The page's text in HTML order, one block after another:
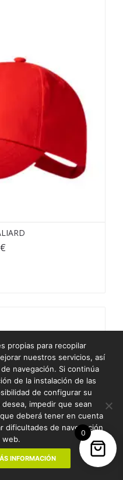
€
0
propias para recopilar
nuestros servicios, así
navegación. Si continúa
de la instalación de las
de configurar su
impedir que sean
deberá tener en cuenta
dificultades de navegación
web.
INFORMACIÓN